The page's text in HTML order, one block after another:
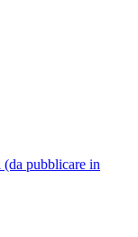
pubblicare in